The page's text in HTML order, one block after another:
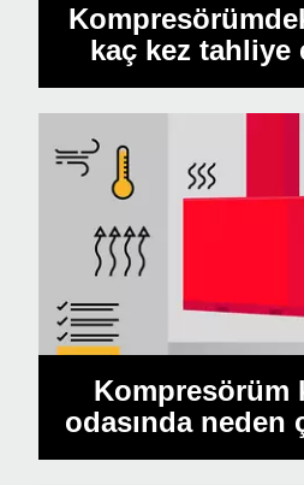
kaç kez tahliye
Kompresörüm
odasında neden